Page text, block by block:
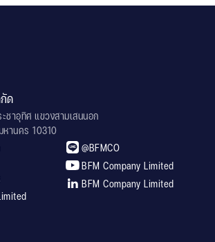
กัด
ชาอุทิศ แขวงสามเสนนอก
หานคร 10310
 @BFMCO
 BFM Company Limited
 BFM Company Limited